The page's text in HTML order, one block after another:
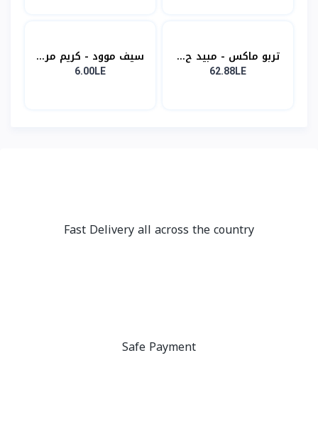
تربو ماكس - مبيد ح...
62.88LE
سيف موود - كريم مر...
6.00LE
Fast Delivery all across the country
Safe Payment